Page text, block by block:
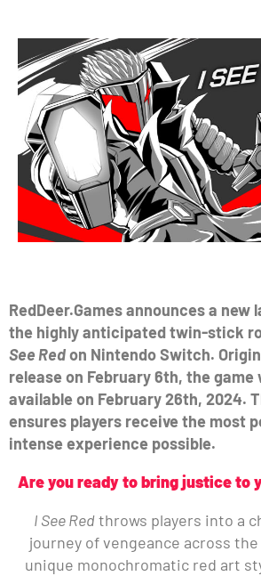
RedDeer.Games announces a new
the highly anticipated twin-stick
See Redon Nintendo Switch.
release on February 6th, the game
available on February 26th, 2024.
ensures players receive the most
intense experience possible.
Are you ready to bring justice to
I See Redthrows players into a
journey of vengeance across
unique monochromatic red art